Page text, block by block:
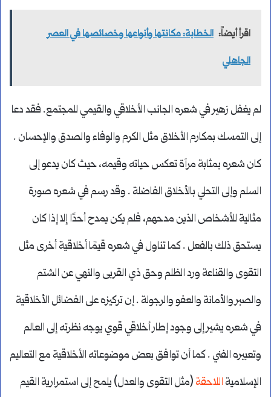
اقرأ أيضاً: الخطابة: مكانتها وأنواعها وخصائصها في العصر
الجاهلي
لم يغفل زهير في شعره الجانب الأخلاقي والقيمي للمجتمع. فقد دعا
إلى التمسك بمكارم الأخلاق مثل الكرم والوفاء والصدق والإحسان .
كان شعره بمثابة مرآة تعكس حياته وقيمه، حيث كان يدعو إلى
السلم وإلى التحلي بالأخلاق الفاضلة . وقد رسم في شعره صورة
مثالية للأشخاص الذين مدحهم، فلم يكن يمدح أحدًا إلا إذا كان
يستحق ذلك بالفعل . كما تناول في شعره قيمًا أخلاقية أخرى مثل
التقوى والقناعة ورد الظلم وحق ذي القربى والنهي عن الشتم
والصبر والأمانة والعفو والرجولة . إن تركيزه على الفضائل الأخلاقية
في شعره يشير إلى وجود إطار أخلاقي قوي يوجه نظرته إلى العالم
وتعبيره الفني . كما أن توافق بعض موضوعاته الأخلاقية مع التعاليم
الإسلامية اللاحقة (مثل التقوى والعدل) يلمح إلى استمرارية القيم